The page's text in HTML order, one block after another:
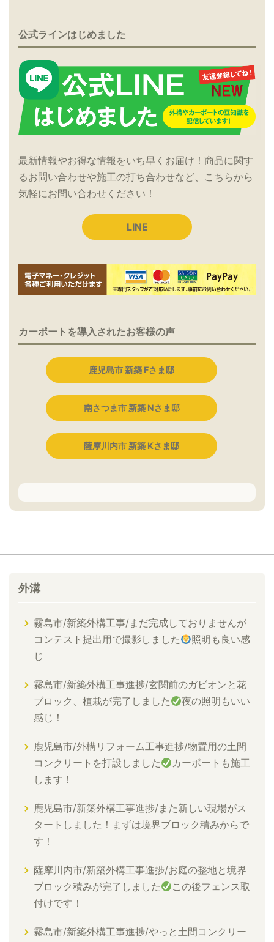
公式ラインはじめました
最新情報やお得な情報をいち早くお届け！商品に関す
るお問い合わせや施工の打ち合わせなど、こちらから
気軽にお問い合わせください！
LINE
カーポートを導入されたお客様の声
鹿児島市 新築 Fさま邸
南さつま市 新築 Nさま邸
薩摩川内市 新築 Kさま邸
外溝
霧島市/新築外構工事/まだ完成しておりませんが
コンテスト提出用で撮影しました
照明も良い感
じ
霧島市/新築外構工事進捗/玄関前のガビオンと花
ブロック、植栽が完了しました
夜の照明もいい
感じ！
鹿児島市/外構リフォーム工事進捗/物置用の土間
コンクリートを打設しました
カーポートも施工
します！
鹿児島市/新築外構工事進捗/また新しい現場がス
タートしました！まずは境界ブロック積みからで
す！
薩摩川内市/新築外構工事進捗/お庭の整地と境界
ブロック積みが完了しました
この後フェンス取
付けです！
霧島市/新築外構工事進捗/やっと土間コンクリー